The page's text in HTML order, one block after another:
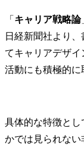
「 キャリア戦略論
日経新聞社より
てキャリアデザ
活動にも積極的に
具体的な特徴と
かでは見られな